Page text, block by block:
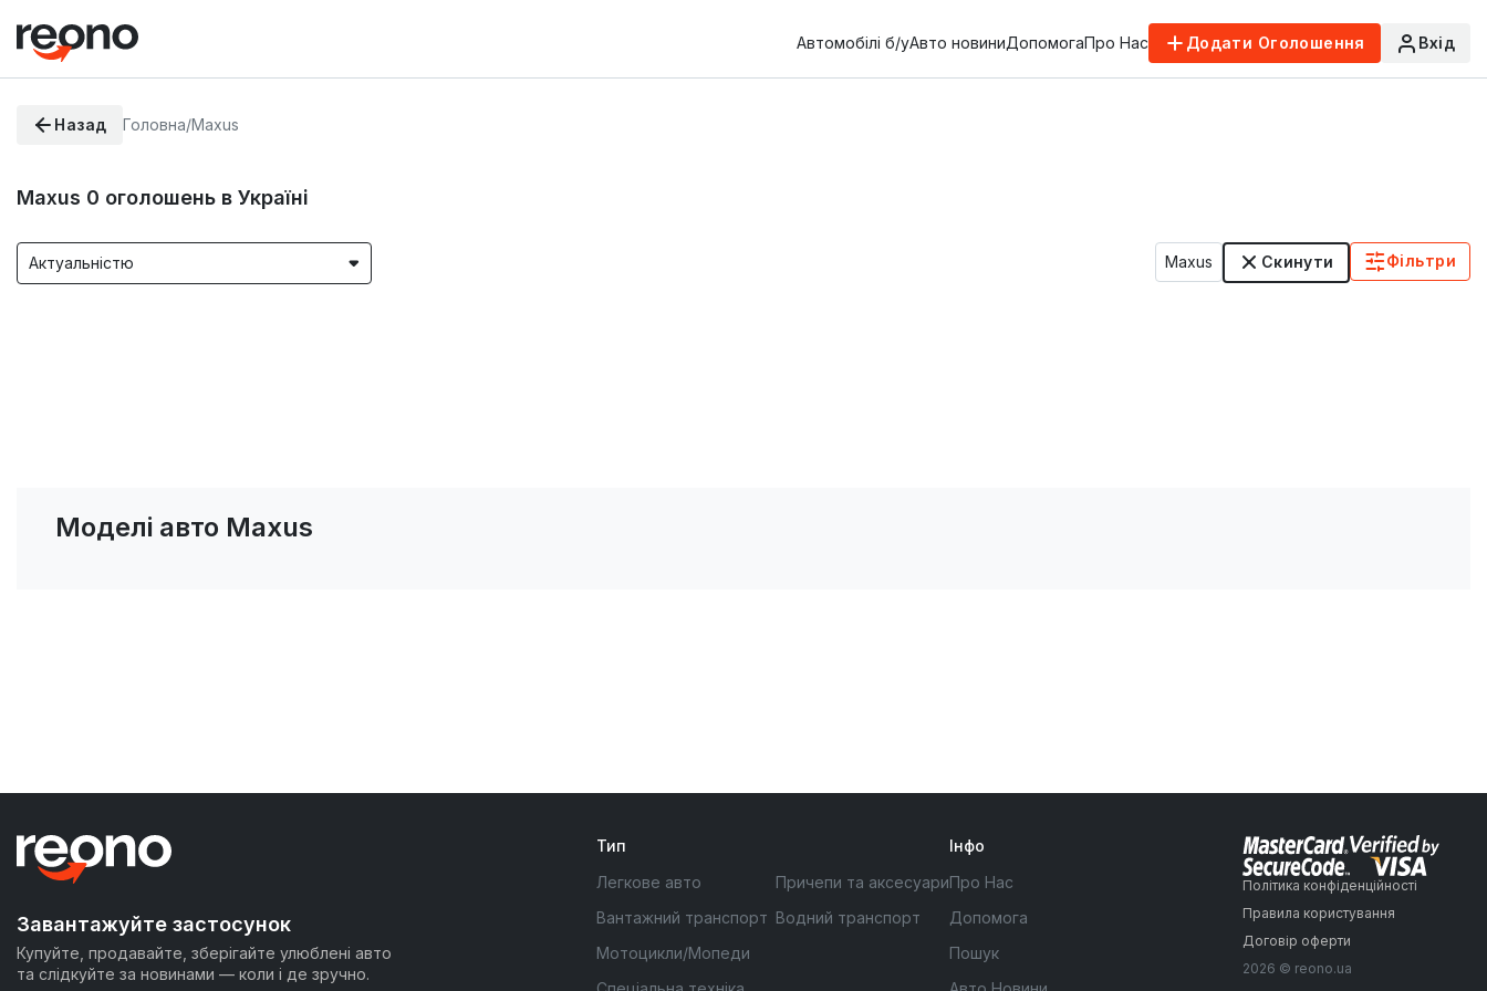
Автомобілі б/уАвто новиниДопомогаПро Нас Додати Оголошення Вхід
Назад Головна/Maxus
Maxus 0 оголошень в Україні
Актуальністю Maxus Скинути Фільтри
Моделі авто Maxus
Завантажуйте застосунок
Купуйте, продавайте, зберігайте улюблені авто
та слідкуйте за новинами — коли і де зручно.
Тип
Легкове авто
Вантажний транспорт
Мотоцикли/Мопеди
Причепи та аксесуари
Водний транспорт
Інфо
Про Нас
Допомога
Пошук
Політика конфіденційності
Правила користування
Договір оферти
2026 © reono.ua